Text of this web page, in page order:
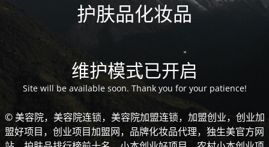
护肤品化妆品
维护模式已开启
Site will be available soon. Thank you for your patience!
© 美容院，美容院连锁，美容院加盟连锁，加盟创业，创业加
盟好项目，创业项目加盟网，品牌化妆品代理，独生美官方网